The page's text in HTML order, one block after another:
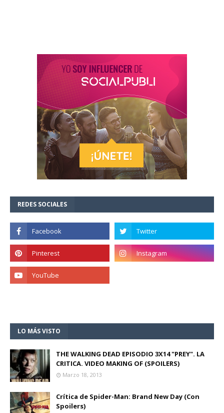
REDES SOCIALES
LO MÁS VISTO
THE WALKING DEAD EPISODIO 3X14 "PREY". LA
CRITICA. VIDEO MAKING OF (SPOILERS)
Marzo 18, 2013
Crítica de Spider-Man: Brand New Day (Con
Spoilers)